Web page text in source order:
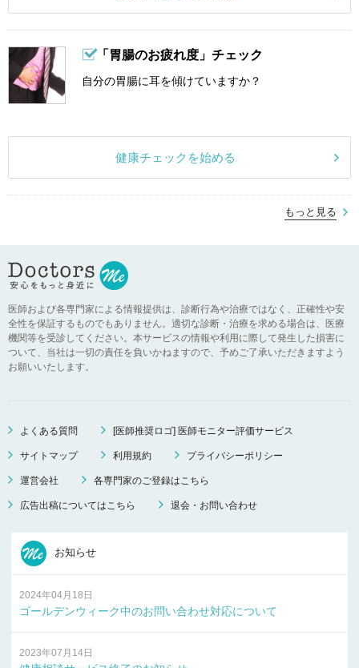
「胃腸のお疲れ度」チェック
自分の胃腸に耳を傾けていますか？
健康チェックを始める
もっと見る
医師および各専門家による情報提供は、診断行為や治療ではなく、正確性や安
全性を保証するものでもありません。適切な診断・治療を求める場合は、医療
機関等を受診してください。本サービスの情報や利用に際して発生した損害に
ついて、当社は一切の責任を負いかねますので、予めご了承いただきますよう
お願いいたします。
よくある質問 [医師推奨ロゴ] 医師モニター評価サービス
サイトマップ 利用規約 プライバシーポリシー
運営会社 各専門家のご登録はこちら
広告出稿についてはこちら 退会・お問い合わせ
お知らせ
2024年04月18日
ゴールデンウィーク中のお問い合わせ対応について
2023年07月14日